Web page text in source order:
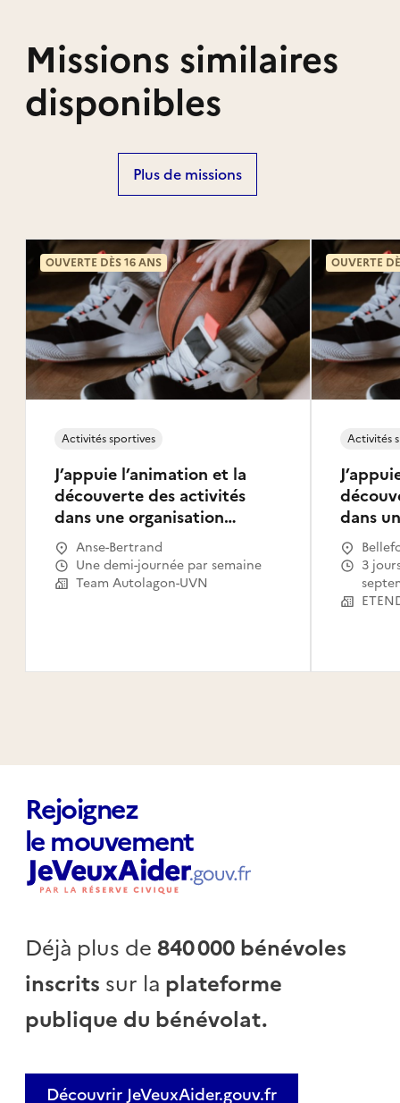
Missions similaires
disponibles
Plus de missions
J’appuie l’animation et la
découverte des activités
dans une organisation
sportive
Activités sportives
Anse-Bertrand
Une demi-journée par semaine
Team Autolagon-UVN
OUVERTE DÈS 16 ANS
dans
Activités
3 jours par semaine à partir du 1
OUVERTE
Rejoignez
le mouvement
Déjà plus de840 000 bénévoles
inscrits sur la plateforme
publique du bénévolat.
Découvrir JeVeuxAider.gouv.fr